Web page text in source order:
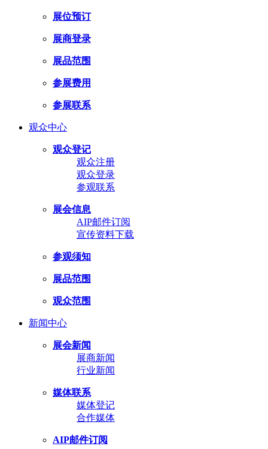
展位预订
展商登录
展品范围
参展费用
参展联系
观众中心
观众登记
观众注册
观众登录
参观联系
展会信息
AIP邮件订阅
宣传资料下载
参观须知
展品范围
观众范围
新闻中心
展会新闻
展商新闻
行业新闻
媒体联系
媒体登记
合作媒体
AIP邮件订阅